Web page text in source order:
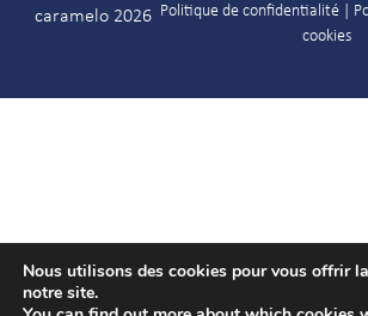
caramelo 2026
Politique de confidentialité|
cookies
Nous utilisons des cookies pour vous offrir
notre site.